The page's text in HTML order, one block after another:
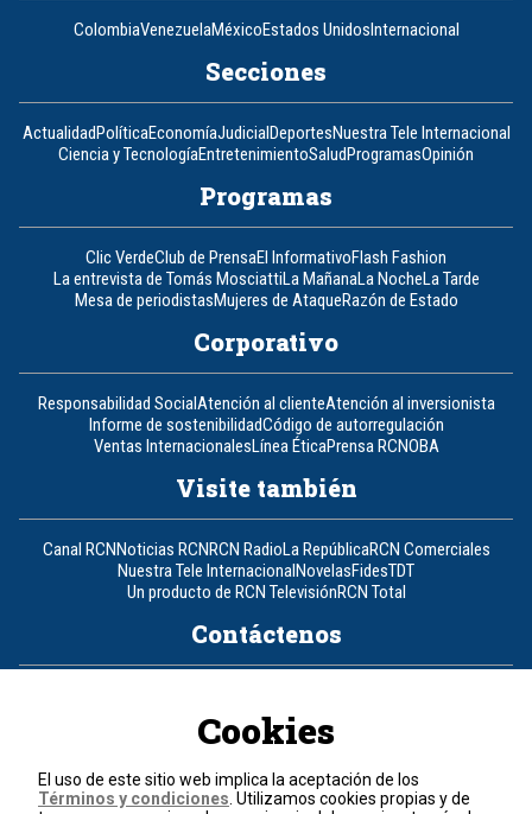
ColombiaVenezuelaMéxicoEstados UnidosInternacional
Secciones
ActualidadPolíticaEconomíaJudicialDeportesNuestra Tele Internacional
Ciencia y TecnologíaEntretenimientoSaludProgramasOpinión
Programas
Clic VerdeClub de PrensaEl InformativoFlash Fashion
La entrevista de Tomás MosciattiLa MañanaLa NocheLa Tarde
Mesa de periodistasMujeres de AtaqueRazón de Estado
Corporativo
Responsabilidad SocialAtención al clienteAtención al inversionista
Informe de sostenibilidadCódigo de autorregulación
Ventas InternacionalesLínea ÉticaPrensa RCNOBA
Visite también
Canal RCNNoticias RCNRCN RadioLa RepúblicaRCN Comerciales
Nuestra Tele InternacionalNovelasFidesTDT
Un producto de RCN TelevisiónRCN Total
Contáctenos
Política de cookies
Términos y condiciones
Cookies
El uso de este sitio web implica la aceptación de los
Términos y condiciones . Utilizamos cookies propias y de